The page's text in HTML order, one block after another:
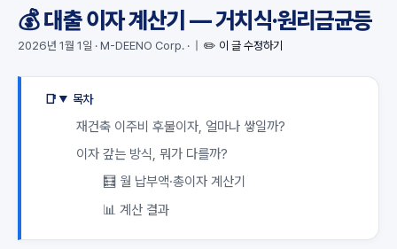
💰 대출 이자 계산기 — 거치식·원리금균등
2026년 1월 1일 · M-DEENO Corp. · ✏️ 이 글 수정하기
목차
재건축 이주비 후불이자, 얼마나 쌓일까?
이자 갚는 방식, 뭐가 다를까?
🧮 월 납부액·총이자 계산기
📊 계산 결과